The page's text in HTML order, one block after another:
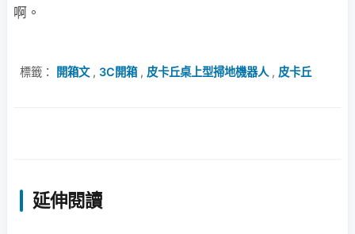
啊。
標籤： 開箱文, 3C開箱, 皮卡丘桌上型掃地機器人 , 皮卡丘
延伸閱讀